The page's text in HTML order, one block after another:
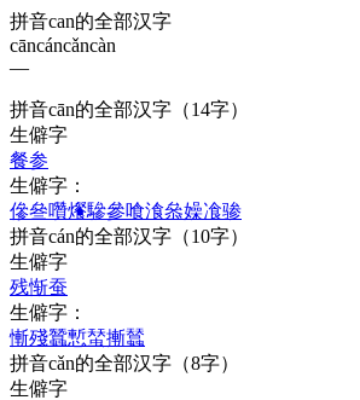
拼音can的全部汉字
cāncáncǎncàn
—
拼音cān的全部汉字 （14字）
生僻字
餐参
生僻字：
傪叄囋爘驂參喰湌叅嬠飡骖
拼音cán的全部汉字 （10字）
生僻字
残惭蚕
生僻字：
慚殘蠶慙蝅摲蠺
拼音cǎn的全部汉字 （8字）
生僻字